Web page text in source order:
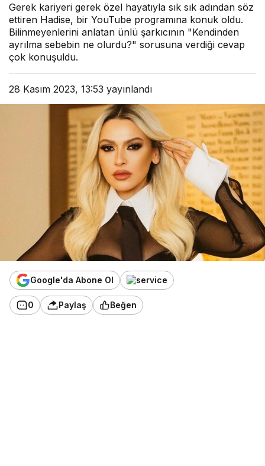
Gerek kariyeri gerek özel hayatıyla sık sık adından söz
ettiren Hadise, bir YouTube programına konuk oldu.
Bilinmeyenlerini anlatan ünlü şarkıcının "Kendinden
ayrılma sebebin ne olurdu?" sorusuna verdiği cevap
çok konuşuldu.
28 Kasım 2023, 13:53 yayınlandı
Google'da Abone Ol
0 Paylaş Beğen